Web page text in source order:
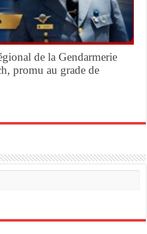
de la Gendarmerie
promu au grade de